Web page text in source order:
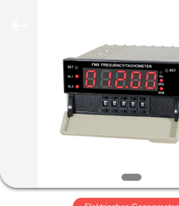
PRODUKTE
VIDEOS
VR
SHOW